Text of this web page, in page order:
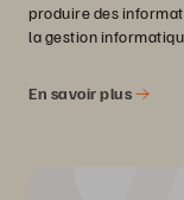
produire des
la gestion
En savoir plus